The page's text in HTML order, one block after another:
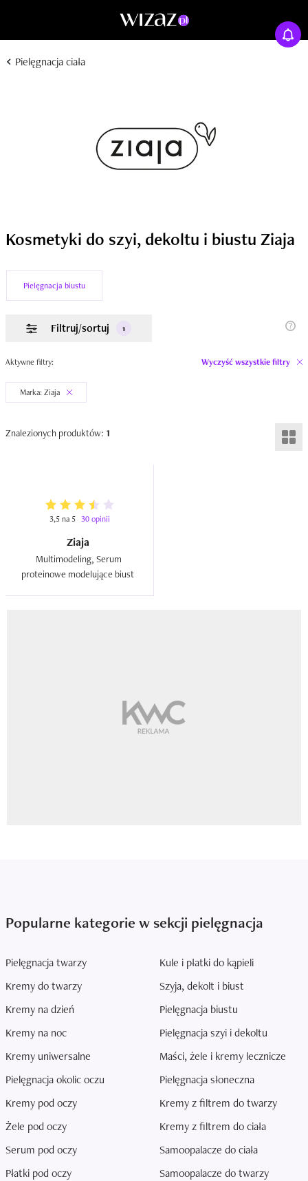
Pielęgnacja ciała
Kosmetyki do szyi, dekoltu i biustu Ziaja
Pielęgnacja biustu
Filtruj/sortuj 1
Aktywne filtry: Wyczyść wszystkie filtry
Marka: Ziaja
Znalezionych produktów: 1
3,5 na 5 30 opinii
Ziaja
Multimodeling, Serum
Popularne kategorie w sekcji pielęgnacja
Pielęgnacja twarzy
Kremy do twarzy
Kremy na dzień
Kremy na noc
Kremy uniwersalne
Pielęgnacja okolic oczu
Kremy pod oczy
Żele pod oczy
Serum pod oczy
Płatki pod oczy
Kule i płatki do kąpieli
Szyja, dekolt i biust
Pielęgnacja biustu
Pielęgnacja szyi i dekoltu
Maści, żele i kremy lecznicze
Pielęgnacja słoneczna
Kremy z filtrem do twarzy
Kremy z filtrem do ciała
Samoopalacze do ciała
Samoopalacze do twarzy